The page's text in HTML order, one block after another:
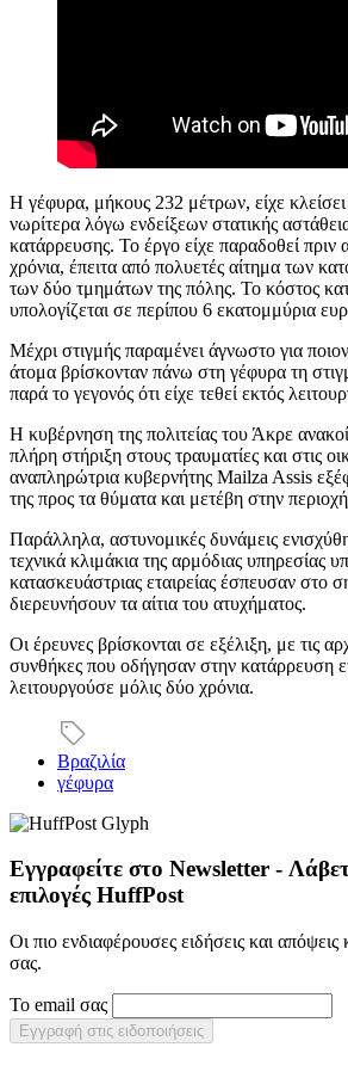
Η γέφυρα, μήκους 232 μέτρων, είχε
νωρίτερα λόγω ενδείξεων στατικής
κατάρρευσης. Το έργο είχε παραδοθεί πριν
χρόνια, έπειτα από πολυετές αίτημα των
των δύο τμημάτων της πόλης. Το κόστος
υπολογίζεται σε περίπου 6 εκατομμύρια
Μέχρι στιγμής παραμένει άγνωστο για
άτομα βρίσκονταν πάνω στη γέφυρα τη
παρά το γεγονός ότι είχε τεθεί εκτός
Η κυβέρνηση της πολιτείας του Άκρε
πλήρη στήριξη στους τραυματίες και στις
αναπληρώτρια κυβερνήτης Mailza Assis
της προς τα θύματα και μετέβη στην
Παράλληλα, αστυνομικές δυνάμεις
τεχνικά κλιμάκια της αρμόδιας υπηρεσίας
κατασκευάστριας εταιρείας έσπευσαν στο
διερευνήσουν τα αίτια του ατυχήματος.
Οι έρευνες βρίσκονται σε εξέλιξη, με τις
συνθήκες που οδήγησαν στην κατάρρευση
λειτουργούσε μόλις δύο χρόνια.
Βραζιλία
γέφυρα
Εγγραφείτε στο Newsletter -
επιλογές HuffPost
Οι πιο ενδιαφέρουσες ειδήσεις και
σας.
Το email σας
Εγγραφή στις ειδοποιήσεις